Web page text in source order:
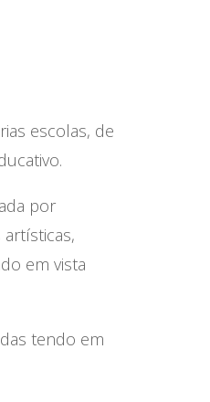
escolas, de
por
em vista
tendo em